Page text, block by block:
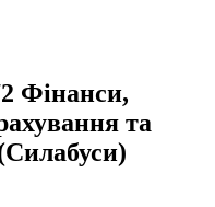
Фінанси,
та